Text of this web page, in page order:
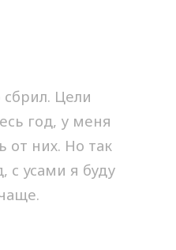
Цели
год, у меня
от них. Но так
с усами я буду